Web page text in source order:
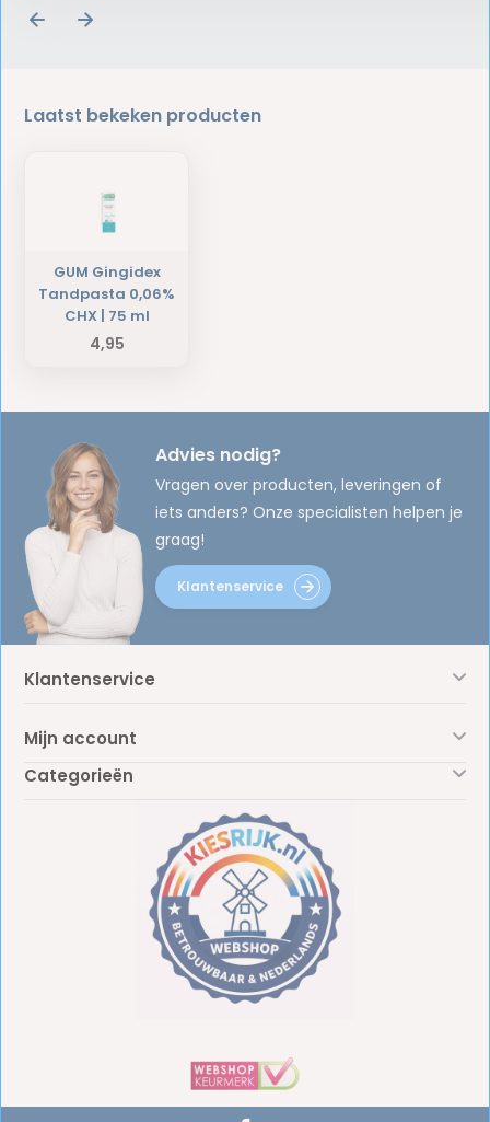
Laatst bekeken producten
GUM Gingidex
Tandpasta 0,06%
CHX | 75 ml
4,95
Advies nodig?
Vragen over producten, leveringen of
iets anders? Onze specialisten helpen je
graag!
Klantenservice
Klantenservice
Mijn account
Categorieën